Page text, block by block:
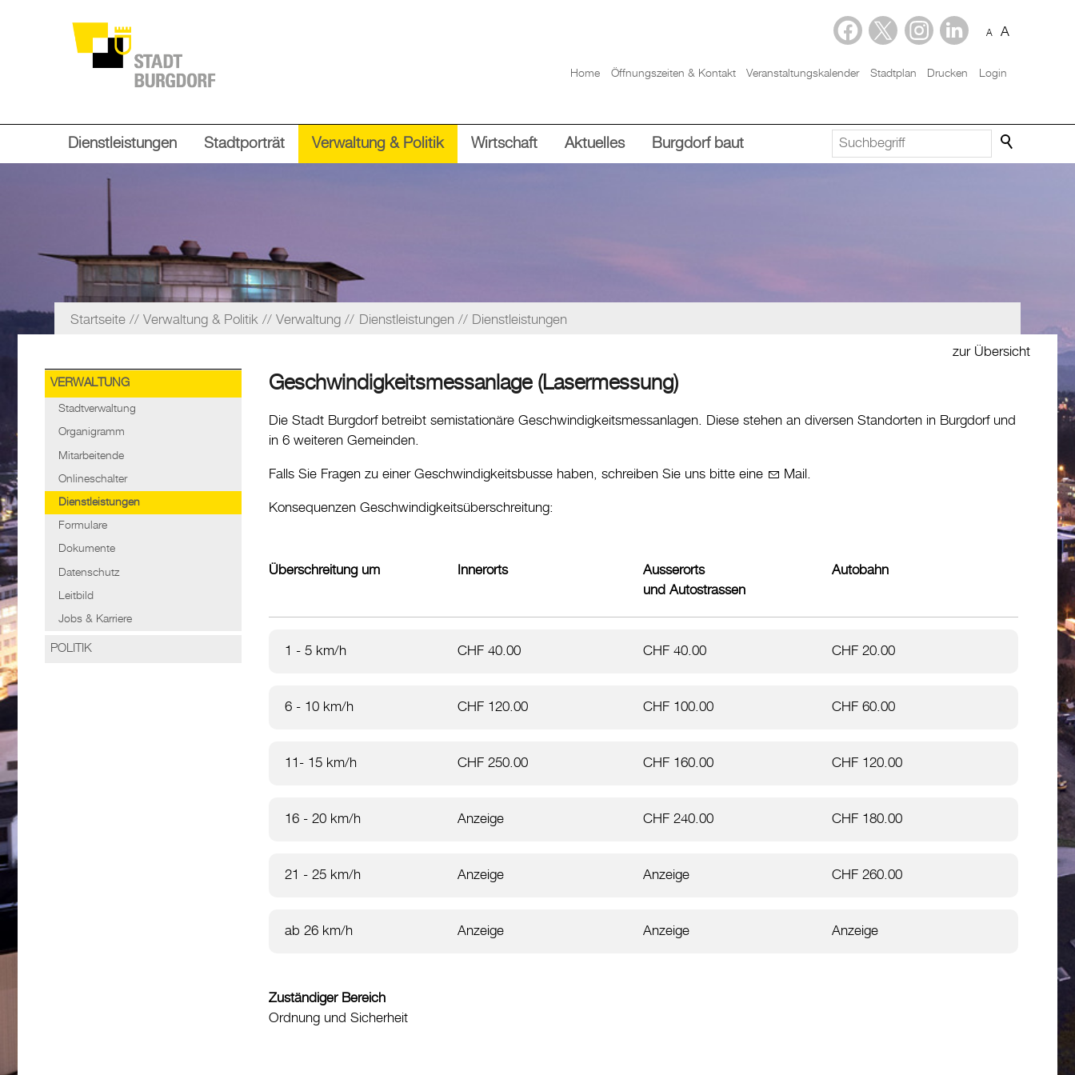
A A
Home Öffnungszeiten & Kontakt Veranstaltungskalender Stadtplan Drucken Login
Dienstleistungen Stadtporträt Verwaltung & Politik Wirtschaft Aktuelles Burgdorf baut
Startseite Verwaltung & Politik Verwaltung Dienstleistungen Dienstleistungen
VERWALTUNG
Stadtverwaltung
Organigramm
Mitarbeitende
Onlineschalter
Dienstleistungen
Formulare
Dokumente
Datenschutz
Leitbild
Jobs & Karriere
POLITIK
zur Übersicht
Geschwindigkeitsmessanlage (Lasermessung)
Die Stadt Burgdorf betreibt semistationäre Geschwindigkeitsmessanlagen. Diese stehen an diversen Standorten in Burgdorf und
in 6 weiteren Gemeinden.
Falls Sie Fragen zu einer Geschwindigkeitsbusse haben, schreiben Sie uns bitte eine Mail .
Konsequenzen Geschwindigkeitsüberschreitung:
Überschreitung um Innerorts
Ausserorts
und Autostrassen
Autobahn
1 - 5 km/h CHF 40.00 CHF 40.00 CHF 20.00
6 - 10 km/h CHF 120.00 CHF 100.00 CHF 60.00
11- 15 km/h CHF 250.00 CHF 160.00 CHF 120.00
16 - 20 km/h Anzeige CHF 240.00 CHF 180.00
21 - 25 km/h Anzeige Anzeige CHF 260.00
ab 26 km/h Anzeige Anzeige Anzeige
Zuständiger Bereich
Ordnung und Sicherheit